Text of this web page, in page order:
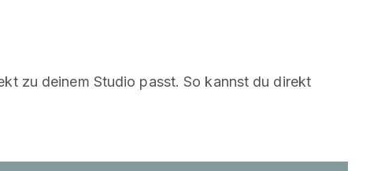
zu deinem Studio passt. So kannst du direkt